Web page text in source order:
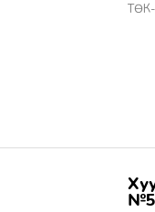
ТӨК-
Хууль тогтоомжийн тухай хуулийн хэрэгжилт - Бодлогын асуудал